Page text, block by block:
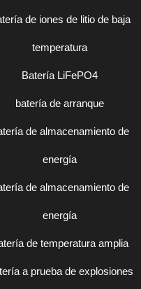
de iones de litio de baja
temperatura
Batería LiFePO4
batería de arranque
de almacenamiento de
energía
de almacenamiento de
energía
de temperatura amplia
a prueba de explosiones